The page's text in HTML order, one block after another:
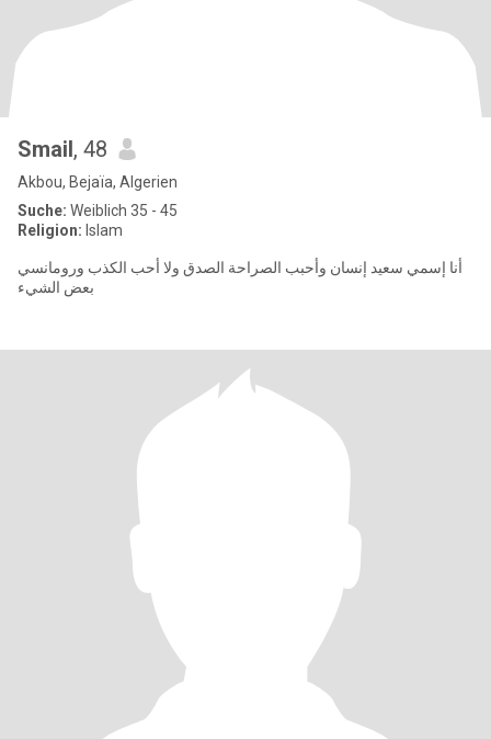
Smail, 48
Akbou, Bejaïa, Algerien
Suche: Weiblich 35 - 45
Religion: Islam
أنا إسمي سعيد إنسان وأحبب الصراحة الصدق ولا أحب الكذب ورومانسي
بعض الشيء